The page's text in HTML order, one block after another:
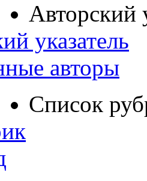
Авторский
указатель
авторы
Список